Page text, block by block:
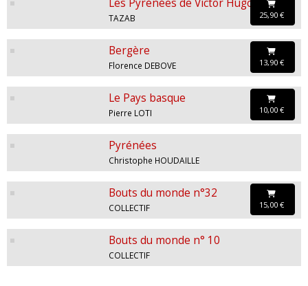
TAZAB 25,90 €
Bergère
Florence DEBOVE 13,90 €
Le Pays basque
Pierre LOTI 10,00 €
Pyrénées
Christophe HOUDAILLE
Bouts du monde n°32
COLLECTIF 15,00 €
Bouts du monde n° 10
COLLECTIF